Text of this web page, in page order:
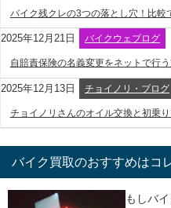
バイク残クレの3つの落とし穴！比較
2025年12月21日 バイクウェブログ
自賠責保険の名義変更をネットで行
2025年12月13日 チョイノリ・ブログ
チョイノリさんのオイル交換と初乗
バイク買取のおすすめはコ
もしバ